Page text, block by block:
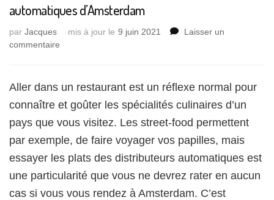
automatiques d’Amsterdam
par Jacques mis à jour le 9 juin 2021
Laisser un
commentaire
incontournables
distributeurs
automatiques
Aller dans un restaurant est un réflexe normal pour
connaître et goûter les spécialités culinaires d’un
pays que vous visitez. Les street-food permettent
par exemple, de faire voyager vos papilles, mais
essayer les plats des distributeurs automatiques est
une particularité que vous ne devrez rater en aucun
cas si vous vous rendez à Amsterdam. C’est